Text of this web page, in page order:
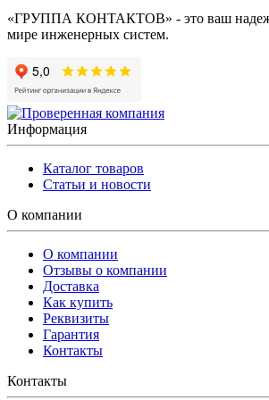
«ГРУППА КОНТАКТОВ» - это ваш
мире инженерных систем.
Информация
Каталог товаров
Статьи и новости
О компании
О компании
Отзывы о компании
Доставка
Как купить
Реквизиты
Гарантия
Контакты
Контакты